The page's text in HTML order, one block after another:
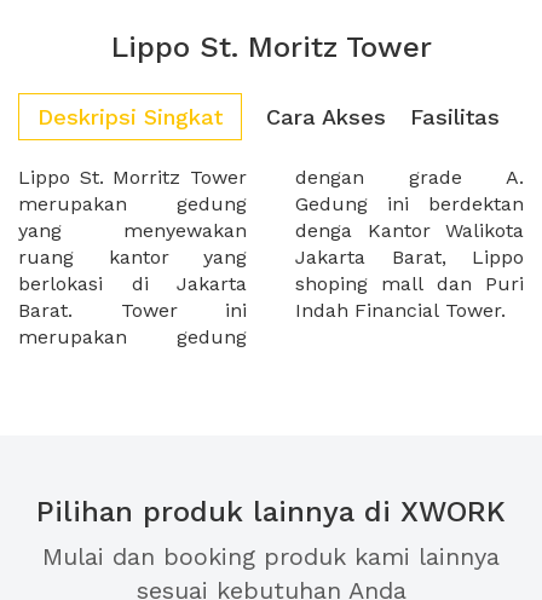
Lippo St. Moritz Tower
Deskripsi Singkat Cara Akses Fasilitas
Lippo St. Morritz Tower
merupakan gedung
yang menyewakan
ruang kantor yang
berlokasi di Jakarta
Barat. Tower ini
merupakan gedung
dengan grade A.
Gedung ini berdektan
denga Kantor Walikota
Jakarta Barat, Lippo
shoping mall dan Puri
Indah Financial Tower.
Pilihan produk lainnya di XWORK
Mulai dan booking produk kami lainnya
sesuai kebutuhan Anda